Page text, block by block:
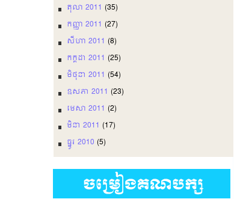
តុលា 2011 (35)
កញ្ញា 2011 (27)
សីហា 2011 (8)
កក្តដា 2011 (25)
មិថុនា 2011 (54)
ឩសភា 2011 (23)
មេសា 2011 (2)
មិនា 2011 (17)
ធ្នូរ 2010 (5)